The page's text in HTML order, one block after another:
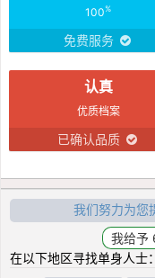
100%
免费服务
认真
优质档案
已确认品质
我们努力为您
在以下地区寻找单身人士